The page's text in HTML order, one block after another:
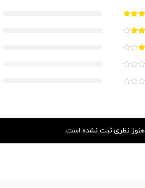
هنوز نظری ثبت نشده است.